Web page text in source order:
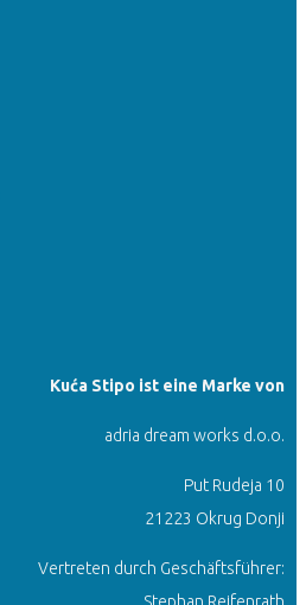
Kuća Stipo ist eine Marke von
adria dream works d.o.o.
Put Rudeja 10
21223 Okrug Donji
Vertreten durch Geschäftsführer:
Stephan Reifenrath